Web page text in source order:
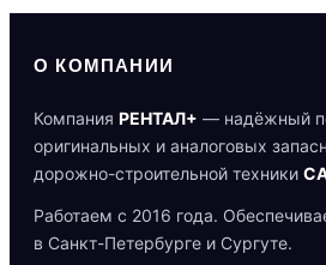
О КОМПАНИИ
Компания РЕНТАЛ+ — надёжный
оригинальных и аналоговых
дорожно-строительной техники
Работаем с 2016 года.
в Санкт-Петербурге и Сургуте.